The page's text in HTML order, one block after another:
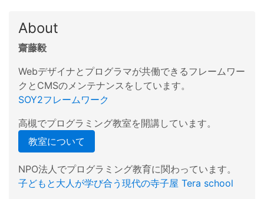
About
齋藤毅
Webデザイナとプログラマが共働できるフレームワー
クとCMSのメンテナンスをしています。
SOY2フレームワーク
高槻でプログラミング教室を開講しています。
教室について
NPO法人でプログラミング教育に関わっています。
子どもと大人が学び合う現代の寺子屋 Tera school